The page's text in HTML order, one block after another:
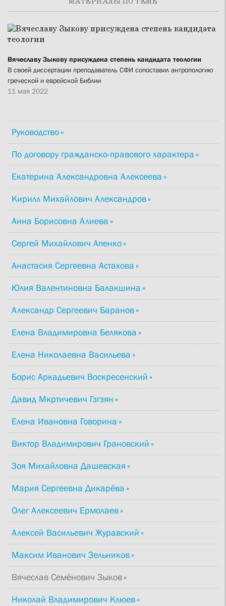
Вячеславу Зыкову присуждена степень кандидата теологии
В своей диссертации преподаватель СФИ сопоставил антропологию
греческой и еврейской Библии
11 мая 2022
Руководство
По договору гражданско-правового характера
Екатерина Александровна Алексеева
Кирилл Михайлович Александров
Анна Борисовна Алиева
Сергей Михайлович Апенко
Анастасия Сергеевна Астахова
Юлия Валентиновна Балакшина
Александр Сергеевич Баранов
Елена Владимировна Белякова
Елена Николаевна Васильева
Борис Аркадьевич Воскресенский
Давид Мкртичевич Гзгзян
Елена Ивановна Говорина
Виктор Владимирович Грановский
Зоя Михайловна Дашевская
Мария Сергеевна Дикарёва
Олег Алексеевич Ермолаев
Алексей Васильевич Журавский
Максим Иванович Зельников
Вячеслав Семёнович Зыков
Николай Владимирович Клюев